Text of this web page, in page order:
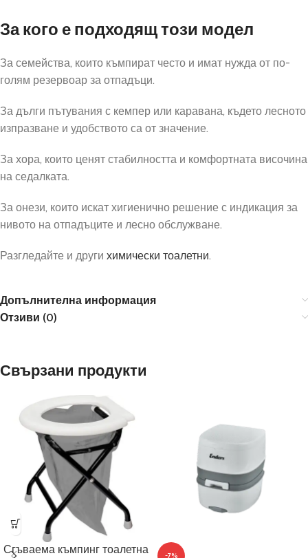
За кого е подходящ този модел
За семейства, които къмпират често и имат нужда от по-
голям резервоар за отпадъци.
За дълги пътувания с кемпер или каравана, където лесното
изпразване и удобството са от значение.
За хора, които ценят стабилността и комфортната височина
на седалката.
За онези, които искат хигиенично решение с индикация за
нивото на отпадъците и лесно обслужване.
Разгледайте и други химически тоалетни.
Допълнителна информация
Отзиви (0)
Свързани продукти
Сгъваема къмпинг тоалетна -7%